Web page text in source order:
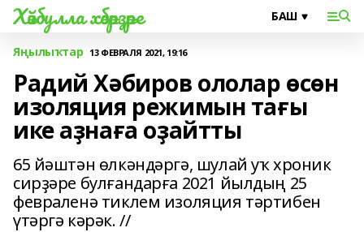
Хәйбулла хәбәрҙәре
Яңылыҡтар 13 ФЕВРАЛЯ 2021, 19:16
Радий Хәбиров ололар өсөн
изоляция режимын тағы
ике аҙнаға оҙайтты
65 йәштән өлкәндәргә, шулай уҡ хроник
сирҙәре булғандарға 2021 йылдың 25
февраленә тиклем изоляция тәртибен
үтәргә кәрәк. //